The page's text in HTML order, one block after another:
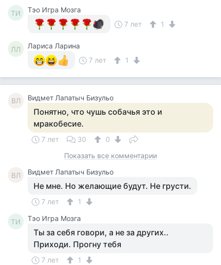
ТИ
Тэо Игра Мозга
7 лет
1
ЛЛ
Лариса Ларина
7 лет
1
ВЛ Видмет Лапатыч Бизульо
Понятно, что чушь собачья это и
мракобесие.
7 лет 30
0
Показать все комментарии
ВЛ Видмет Лапатыч Бизульо
Не мне. Но желающие будут. Не грусти.
7 лет 1
ТИ Тэо Игра Мозга
Ты за себя говори, а не за других..
Приходи. Прогну тебя
7 лет 1